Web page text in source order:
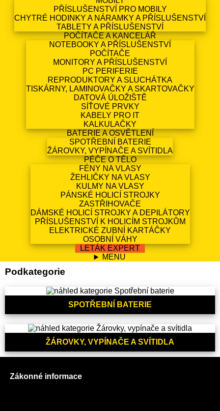
PŘÍSLUŠENSTVÍ PRO MOBILY
CHYTRÉ HODINKY A NÁRAMKY A PŘÍSLUŠENSTVÍ
TABLETY A PŘÍSLUŠENSTVÍ
POČÍTAČE A KANCELÁŘ
NOTEBOOKY A PŘÍSLUŠENSTVÍ
POČÍTAČE
MONITORY A PŘÍSLUŠENSTVÍ
PC PERIFERIE
REPRODUKTORY A SLUCHÁTKA
TISKÁRNY, LAMINOVAČKY A SKARTOVAČKY
DATOVÁ ÚLOŽIŠTĚ
SÍŤOVÉ PRVKY
KABELY PRO IT
KALKULAČKY
BATERIE A OSVĚTLENÍ
SPOTŘEBNÍ BATERIE
ŽÁROVKY, VYPÍNAČE A SVÍTIDLA
PÉČE O TĚLO
FÉNY NA VLASY
ŽEHLIČKY NA VLASY
KULMY NA VLASY
PÁNSKÉ HOLICÍ STROJKY
ZASTŘIHOVAČE
DÁMSKÉ HOLICÍ STROJKY A DEPILÁTORY
PŘÍSLUŠENSTVÍ K HOLICÍM STROJKŮM
ELEKTRICKÉ ZUBNÍ KARTÁČKY
OSOBNÍ VÁHY
LETÁK EXPERT
MENU
Podkategorie
SPOTŘEBNÍ BATERIE
ŽÁROVKY, VYPÍNAČE A SVÍTIDLA
Zákonné informace